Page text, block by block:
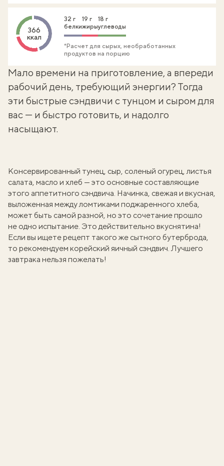
366
ккал
32 г
белки
19 г
жиры
18 г
углеводы
*Расчет для сырых, необработанных
продуктов на порцию
Мало времени на приготовление, а впереди
рабочий день, требующий энергии? Тогда
эти быстрые сэндвичи с тунцом и сыром для
вас — и быстро готовить, и надолго
насыщают.
Консервированный тунец, сыр, соленый огурец, листья
салата, масло и хлеб — это основные составляющие
этого аппетитного сэндвича. Начинка, свежая и вкусная,
выложенная между ломтиками поджаренного хлеба,
может быть самой разной, но это сочетание прошло
не одно испытание. Это действительно вкуснятина!
Если вы ищете рецепт такого же сытного бутерброда,
то рекомендуем корейский яичный сэндвич. Лучшего
завтрака нельзя пожелать!